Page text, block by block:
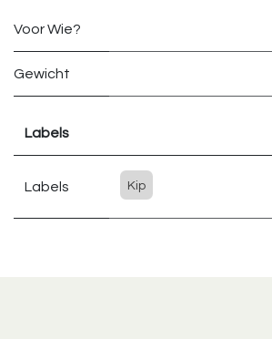
Voor Wie?
Gewicht
Labels
Labels Kip